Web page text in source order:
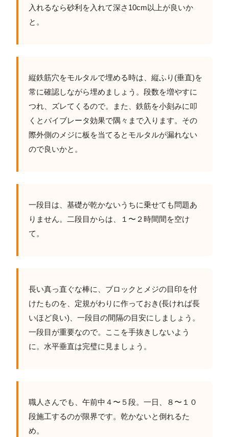
入れるなら砂利を入れて深さ10cm以上が良いか
と。
縦鉄筋穴をモルタルで埋める時は、縦ふり(垂直)を
常に確認しながら埋めましょう。段数を増やすに
つれ、ズレてくるので。また、鉄筋を小刻みに叩
くとバイブレータ効果で隅々まで入ります。その
際外側のメジに板を当てるとモルタルが漏れない
ので良いかと。
一段目は、基礎が乾かないうちに乗せても問題あ
りません。二段目からは、１〜２時間間を空け
て。
長い真っ直ぐな棒に、ブロックとメジの目印を付
けたものを、定規がわりに作っておき(長ければ長
いほど良い)、一段目の間隔の目安にしましょう。
一段目が重要なので。ここを手抜きしないよう
に。水平垂直は完璧に見ましょう。
職人さんでも、午前中４〜５段。一日、８〜１０
段施工するのが限界です。乾かないと倒れるた
め。